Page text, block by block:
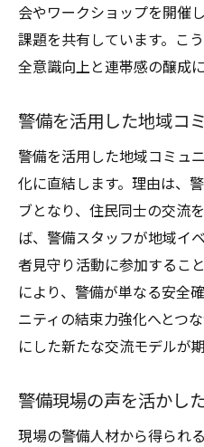
会やワークショップを開催
課題を共有しています。こ
全意識向上と連帯感の醸成
警備を活用した地域コ
警備を活用した地域コミュ
化に直結します。理由は、
ブとなり、住民同士の交流
ば、警備スタッフが地域イ
者見守り活動に参加するこ
により、警備が単なる安全
ニティの結束力強化へとつ
にした新たな交流モデルが
警備現場の声を活かし
現場の警備人材から得られ